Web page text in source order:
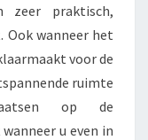
zeer praktisch,
Ook wanneer het
voor de
ruimte
op de
u even in